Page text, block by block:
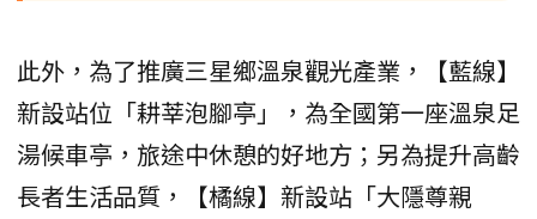
此外，為了推廣三星鄉溫泉觀光產業，【藍線】
新設站位「耕莘泡腳亭」，為全國第一座溫泉足
湯候車亭，旅途中休憩的好地方；另為提升高齡
長者生活品質，【橘線】新設站「大隱尊親